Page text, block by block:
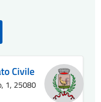
Civile
1, 25080